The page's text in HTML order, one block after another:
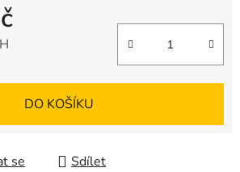
DO KOŠÍKU
se Sdílet